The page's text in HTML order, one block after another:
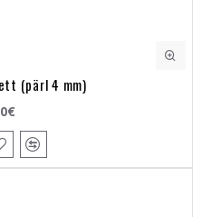
(pärl 4 mm)